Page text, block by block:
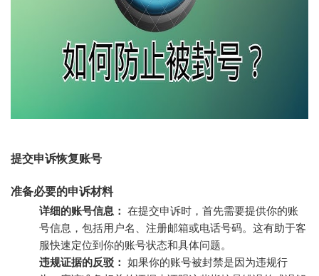
提交申诉恢复账号
准备必要的申诉材料
详细的账号信息： 在提交申诉时，首先需要提供你的账
号信息，包括用户名、注册邮箱或电话号码。这有助于客
服快速定位到你的账号状态和具体问题。
违规证据的反驳： 如果你的账号被封禁是因为违规行